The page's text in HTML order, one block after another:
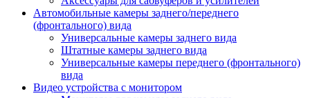
Автомобильные камеры заднего/переднего
(фронтального) вида
Универсальные камеры заднего вида
Штатные камеры заднего вида
Универсальные камеры переднего (фронтального)
вида
Видео устройства c монитором